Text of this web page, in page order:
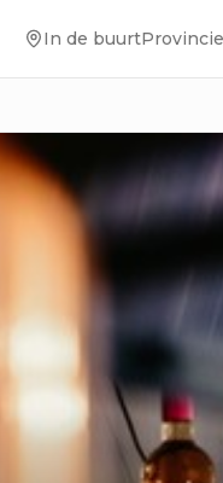
In de buurt